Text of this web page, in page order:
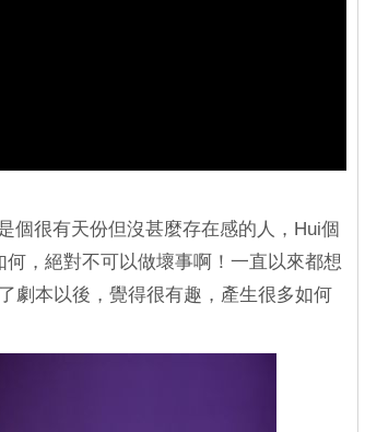
個很有天份但沒甚麼存在感的人，Hui個
，絕對不可以做壞事啊！一直以來都想
劇本以後，覺得很有趣，產生很多如何